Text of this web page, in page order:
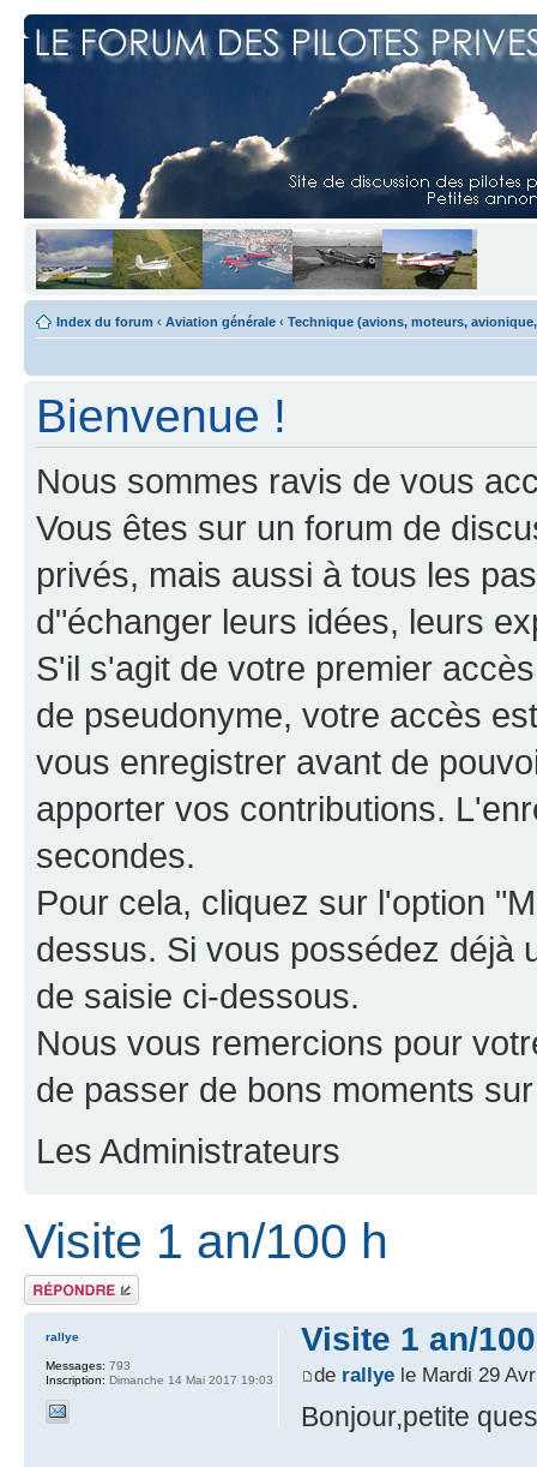
Index du forum ‹ Aviation générale ‹ Technique (avions, moteurs,
Bienvenue !
Nous sommes ravis de vous
Vous êtes sur un forum de
privés, mais aussi à tous les
d"échanger leurs idées, leurs
S'il s'agit de votre premier
de pseudonyme, votre accès
vous enregistrer avant de
apporter vos contributions.
secondes.
Pour cela, cliquez sur l'option
dessus. Si vous possédez déjà
de saisie ci-dessous.
Nous vous remercions pour
de passer de bons moments
Les Administrateurs
Visite 1 an/100 h
Répondre
Visite 1 an/
de rallyele Mardi 29
Bonjour,petite
rallye
Messages: 793
Inscription: Dimanche 14 Mai 2017 19:03